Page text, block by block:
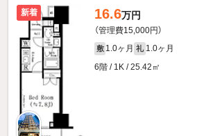
新着 16.6万円
（管理費15,000円）
敷 1.0ヶ月 礼 1.0ヶ月
6階 / 1K / 25.42㎡